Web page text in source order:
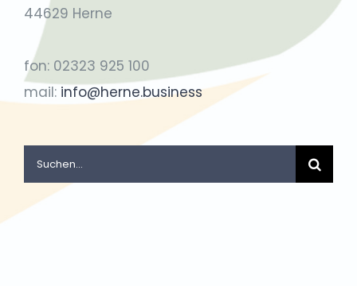
44629 Herne
fon: 02323 925 100
mail: info@herne.business
Suche
nach: